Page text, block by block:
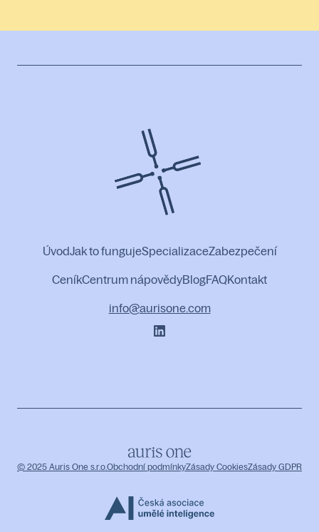
ÚvodJak to fungujeSpecializaceZabezpečení
CeníkCentrum nápovědyBlogFAQKontakt
info@aurisone.com
© 2025 Auris One s.r.o.Obchodní podmínkyZásady CookiesZásady GDPR